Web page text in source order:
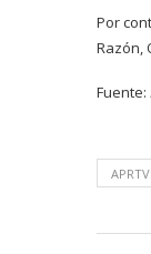
Por
Razón,
Fuente: